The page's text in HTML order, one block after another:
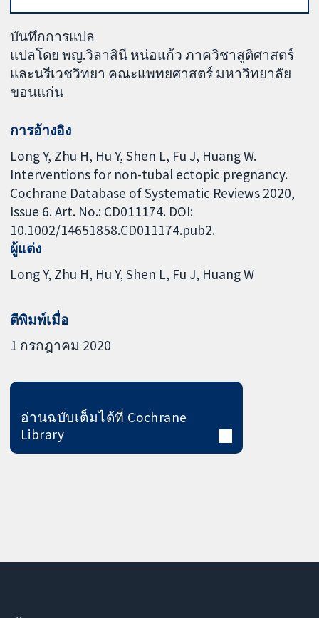
บันทึกการแปล
แปลโดย พญ.วิลาสินี หน่อแก้ว ภาควิชาสูติศาสตร์
และนรีเวชวิทยา คณะแพทยศาสตร์ มหาวิทยาลัย
ขอนแก่น
การอ้างอิง
Long Y, Zhu H, Hu Y, Shen L, Fu J, Huang W.
Interventions for non-tubal ectopic pregnancy.
Cochrane Database of Systematic Reviews 2020,
Issue 6. Art. No.: CD011174. DOI:
10.1002/14651858.CD011174.pub2.
ผู้แต่ง
Long Y Zhu H Hu Y Shen L Fu J Huang W
ตีพิมพ์เมื่อ
1 กรกฎาคม 2020
อ่านฉบับเต็มได้ที่ Cochrane
Library